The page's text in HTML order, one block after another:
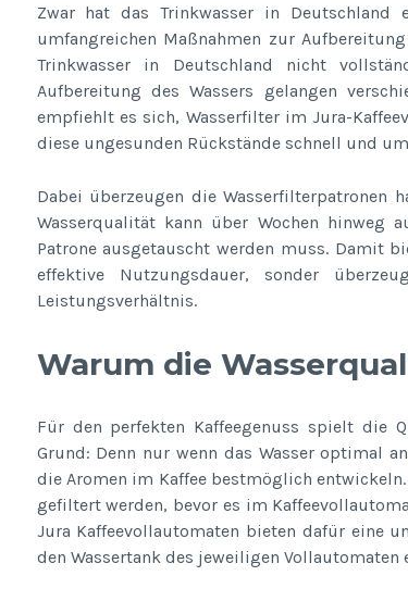
Zwar hat das Trinkwasser in Deutschland
umfangreichen Maßnahmen zur
Trinkwasser in Deutschland nicht
Aufbereitung des Wassers gelangen
empfiehlt es sich, Wasserfilter im Jura-
diese ungesunden Rückstände schnell und
Dabei überzeugen die Wasserfilterpatronen
Wasserqualität kann über Wochen hinweg
Patrone ausgetauscht werden muss. Damit
effektive Nutzungsdauer, sonder
Leistungsverhältnis.
Warum die
Für den perfekten Kaffeegenuss spielt die
Grund: Denn nur wenn das Wasser optimal
die Aromen im Kaffee bestmöglich
gefiltert werden, bevor es im
Jura Kaffeevollautomaten bieten dafür eine
den Wassertank des jeweiligen Vollautomaten